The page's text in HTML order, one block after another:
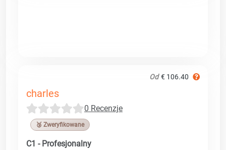
Od € 106.40
charles
0 Recenzje
🥉 Zweryfikowane
C1 - Profesjonalny